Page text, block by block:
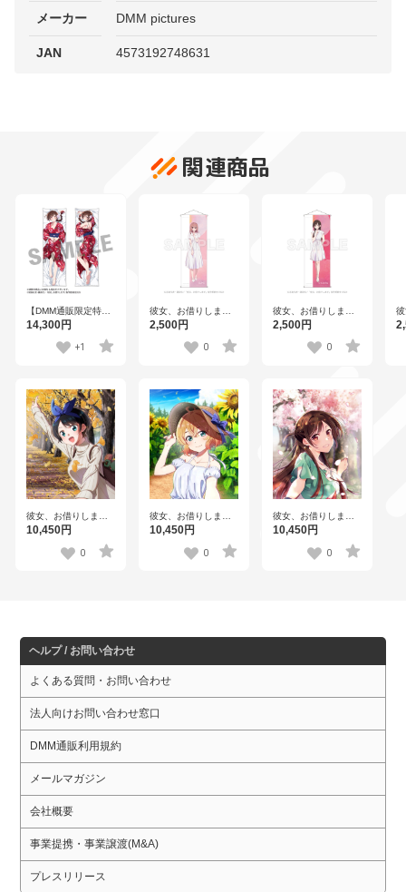
メーカー DMM pictures
JAN 4573192748631
関連商品
【DMM通販限定特典
付き】彼女、お借り
枕カバー 千鶴 vol.4
14,300円
+1
彼女、お借りします
描き下ろしB2半裁タ
【イベカノ2023
2,500円
0
彼女、お借りします
描き下ろしB2半裁タ
【イベカノ2023
2,500円
0
彼女、お借りします
vol.3 （ブルーレイデ
10,450円
0
彼女、お借りします
vol.2 （ブルーレイデ
10,450円
0
彼女、お借りします
vol.1 （ブルーレイデ
10,450円
0
ヘルプ / お問い合わせ
よくある質問・お問い合わせ
法人向けお問い合わせ窓口
DMM通販利用規約
メールマガジン
会社概要
事業提携・事業譲渡(M&A)
プレスリリース